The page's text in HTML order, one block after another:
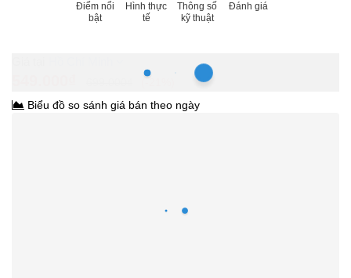
Điểm nổi
bật
Hình thực
tế
Thông số
kỹ thuật
Đánh giá
Biểu đồ so sánh giá bán theo ngày